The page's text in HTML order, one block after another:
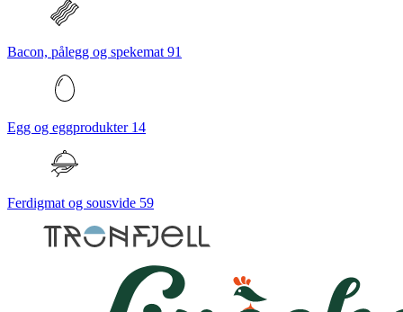
Bacon, pålegg og spekemat 91
Egg og eggprodukter 14
Ferdigmat og sousvide 59